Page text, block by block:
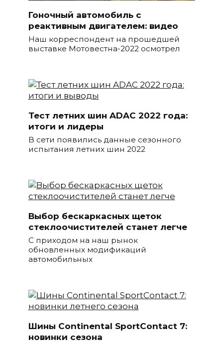
Гоночный автомобиль с
реактивным двигателем: видео
Наш корреспондент на прошедшей
выставке Мотовестна-2022 осмотрел
Тест летних шин ADAC 2022 года:
итоги и лидеры
В сети появились данные сезонного
испытания летних шин 2022
Выбор бескаркасных щеток
стеклоочистителей станет легче
С приходом на наш рынок
обновленных модификаций
автомобильных
Шины Continental SportContact 7:
новинки сезона